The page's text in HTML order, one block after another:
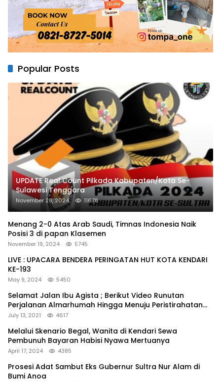
Popular Posts
UPDATE Real Count Pilkada Kabupaten/Kota Se-
Sulawesi Tenggara
November 28, 2024 11678
Menang 2-0 Atas Arab Saudi, Timnas Indonesia Naik
Posisi 3 di papan Klasemen
November 19, 2024 5745
LIVE : UPACARA BENDERA PERINGATAN HUT KOTA KENDARI
KE-193
May 9, 2024 5450
Selamat Jalan Ibu Agista ; Berikut Video Runutan
Perjalanan Almarhumah Hingga Menuju Peristirahatan
Terakhir
July 13, 2021 4617
Melalui Skenario Begal, Wanita di Kendari Sewa
Pembunuh Bayaran Habisi Nyawa Mertuanya
April 17, 2024 4385
Prosesi Adat Sambut Eks Gubernur Sultra Nur Alam di
Bumi Anoa